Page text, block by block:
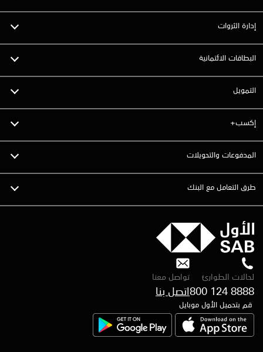
إدارة الثروات
البطاقات الائتمانية
التمويل
إكسب+
المدفوعات والتحويلات
طرق التعامل مع البنك
لحالات الطوارئ
800 124 8888
تواصل معنا
اتصل بنا
قم بتحميل الأول موبايل